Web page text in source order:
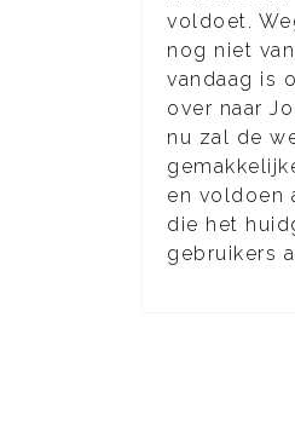
voldoet.
nog niet
vandaag is
over naar
nu zal de
en voldoen
die het
gebruikers